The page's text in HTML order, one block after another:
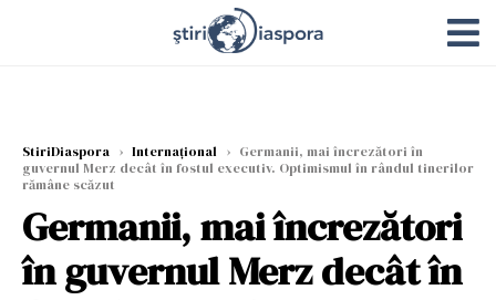
StiriDiaspora › Internațional › Germanii, mai încrezători în
guvernul Merz decât în fostul executiv. Optimismul în rândul tinerilor
rămâne scăzut
Germanii, mai încrezători
în guvernul Merz decât în